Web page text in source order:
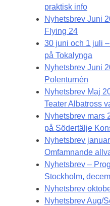
praktisk info
Nyhetsbrev Juni
Flying 24
30 juni och 1 juli
på Tokalynga
Nyhetsbrev Juni
Polenturnén
Nyhetsbrev Maj
Teater Albatross
Nyhetsbrev mars
på Södertälje
Nyhetsbrev
Omfamnande
Nyhetsbrev –
Stockholm,
Nyhetsbrev
Nyhetsbrev Aug/